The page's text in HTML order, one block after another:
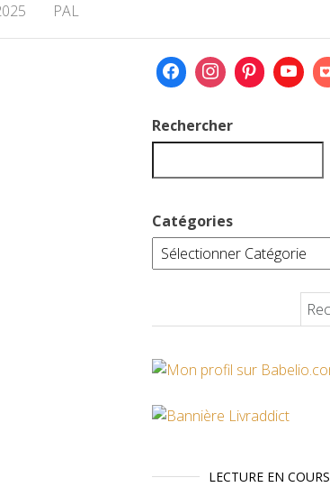
PAL
Rechercher
Catégories
LECTURE EN COURS